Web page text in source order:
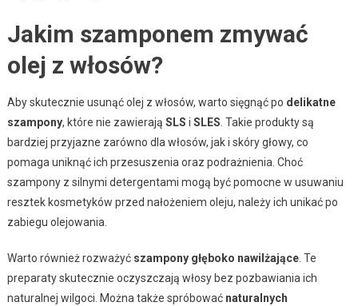
Jakim szamponem zmywać
olej z włosów?
Aby skutecznie usunąć olej z włosów, warto sięgnąć po delikatne
szampony, które nie zawierają SLS i SLES. Takie produkty są
bardziej przyjazne zarówno dla włosów, jak i skóry głowy, co
pomaga uniknąć ich przesuszenia oraz podrażnienia. Choć
szampony z silnymi detergentami mogą być pomocne w usuwaniu
resztek kosmetyków przed nałożeniem oleju, należy ich unikać po
zabiegu olejowania.
Warto również rozważyć szampony głęboko nawilżające. Te
preparaty skutecznie oczyszczają włosy bez pozbawiania ich
naturalnej wilgoci. Można także spróbować naturalnych